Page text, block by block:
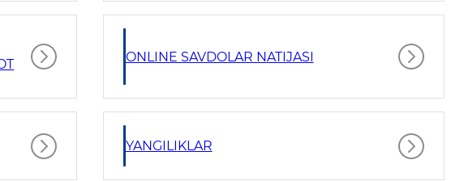
ONLINE SAVDOLAR NATIJASI
YANGILIKLAR